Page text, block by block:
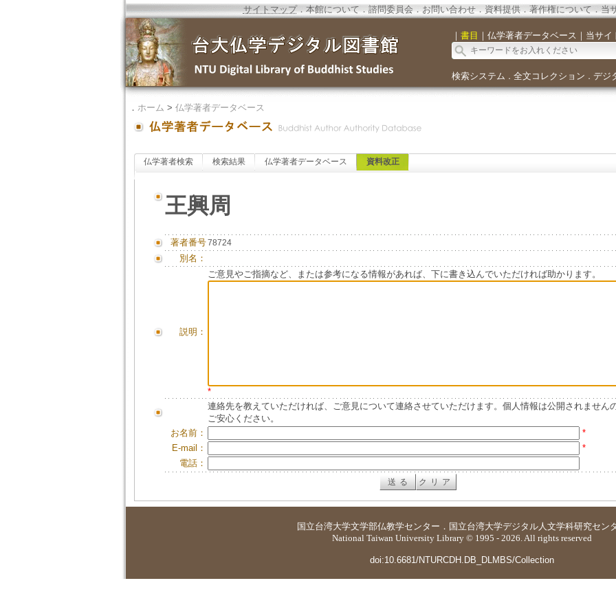
サイトマップ．本館について．諮問委員会． お問い合わせ． 資料提供．著作権について．当
｜ 書目 ｜ 仏学著者データベース ｜ 当サイ
検索システム ． 全文コレクション ． デジ
． ホーム > 仏学著者データベース
仏学著者検索 検索結果 仏学著者データベース 資料改正
王興周
著者番号78724
別名：
説明：
ご意見やご指摘など、または参考になる情報があれば、下に書き込んでいただければ助かります。
*
連絡先を教えていただければ、ご意見について連絡させていただけます。個人情報は公開されません
ご安心ください。
お名前：
*
E-mail：
*
電話：
国立台湾大学文学部仏教学センター ． 国立台湾大学デジタル人文学科研究セン
National Taiwan University Library © 1995 - 2026. All rights reserved
doi:10.6681/NTURCDH.DB_DLMBS/Collection